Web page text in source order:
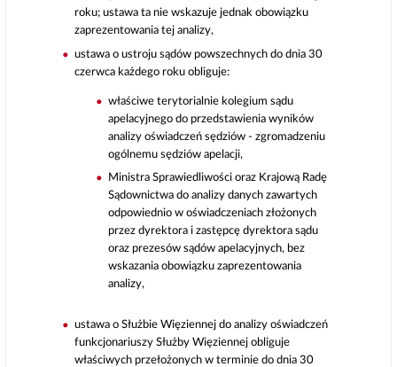
roku; ustawa ta nie wskazuje jednak obowiązku
zaprezentowania tej analizy,
ustawa o ustroju sądów powszechnych do dnia 30
czerwca każdego roku obliguje:
właściwe terytorialnie kolegium sądu
apelacyjnego do przedstawienia wyników
analizy oświadczeń sędziów - zgromadzeniu
ogólnemu sędziów apelacji,
Ministra Sprawiedliwości oraz Krajową Radę
Sądownictwa do analizy danych zawartych
odpowiednio w oświadczeniach złożonych
przez dyrektora i zastępcę dyrektora sądu
oraz prezesów sądów apelacyjnych, bez
wskazania obowiązku zaprezentowania
analizy,
ustawa o Służbie Więziennej do analizy oświadczeń
funkcjonariuszy Służby Więziennej obliguje
właściwych przełożonych w terminie do dnia 30